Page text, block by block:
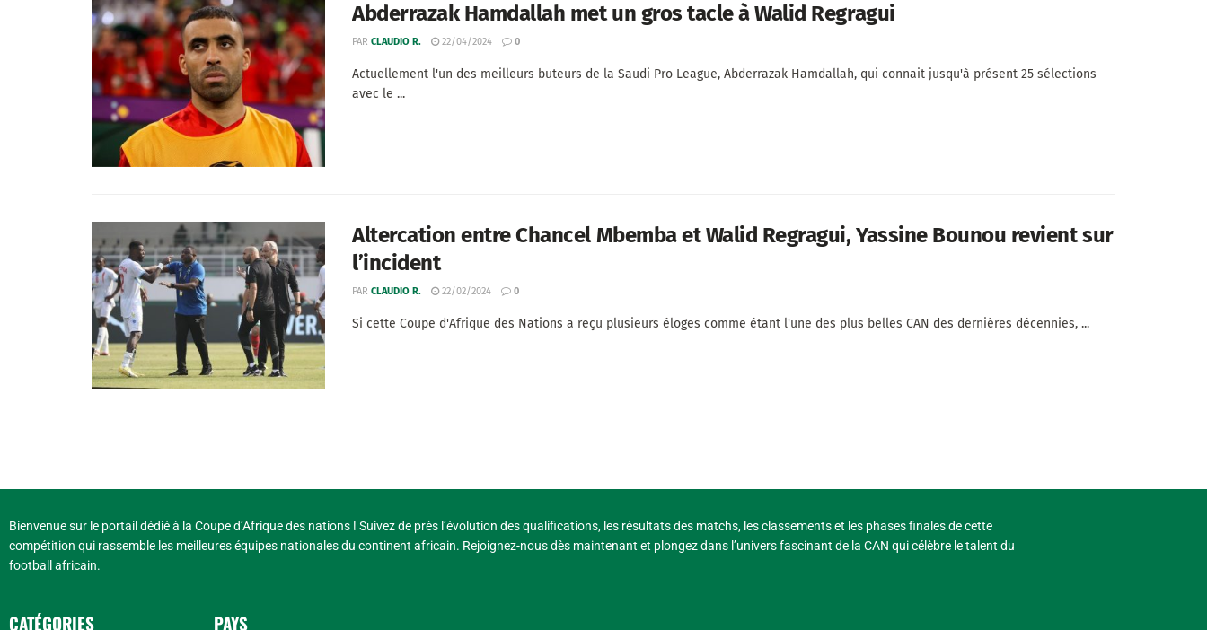
Abderrazak Hamdallah met un gros tacle à Walid Regragui
PAR CLAUDIO R. 22/04/2024 0
Actuellement l'un des meilleurs buteurs de la Saudi Pro League, Abderrazak Hamdallah, qui connait jusqu'à présent 25 sélections
avec le ...
Altercation entre Chancel Mbemba et Walid Regragui, Yassine Bounou revient sur
l’incident
PAR CLAUDIO R. 22/02/2024 0
Si cette Coupe d'Afrique des Nations a reçu plusieurs éloges comme étant l'une des plus belles CAN des dernières décennies, ...
Bienvenue sur le portail dédié à la Coupe d’Afrique des nations ! Suivez de près l’évolution des qualifications, les résultats des matchs, les classements et les phases finales de cette
compétition qui rassemble les meilleures équipes nationales du continent africain. Rejoignez-nous dès maintenant et plongez dans l’univers fascinant de la CAN qui célèbre le talent du
football africain.
CATÉGORIES PAYS